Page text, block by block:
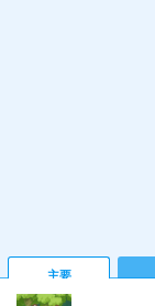
主要